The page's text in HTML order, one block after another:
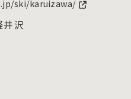
ski/karuizawa/
沢